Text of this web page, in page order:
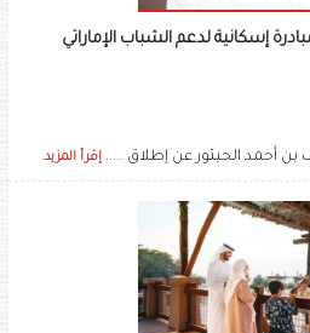
إسكانية لدعم الشباب الإماراتي
بن أحمد الحبتور عن إطلاق ..... إقرأ المزيد